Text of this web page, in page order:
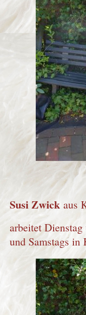
Susi Zwick aus
arbeitet
und Samstags